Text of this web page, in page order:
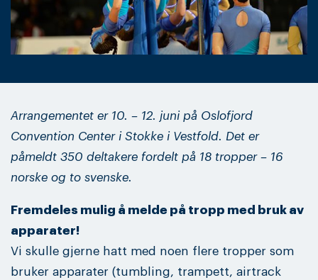
Arrangementet er 10. – 12. juni på Oslofjord
Convention Center i Stokke i Vestfold. Det er
påmeldt 350 deltakere fordelt på 18 tropper – 16
norske og to svenske.
Fremdeles mulig å melde på tropp med bruk av
apparater!
Vi skulle gjerne hatt med noen flere tropper som
bruker apparater (tumbling, trampett, airtrack